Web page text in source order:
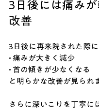
3日後には痛み
改善
3日後に再来院された際に
• 痛みが大きく減少
• 首の傾きが少なくなる
と明らかな改善が見られ
さらに深いこりを丁寧に